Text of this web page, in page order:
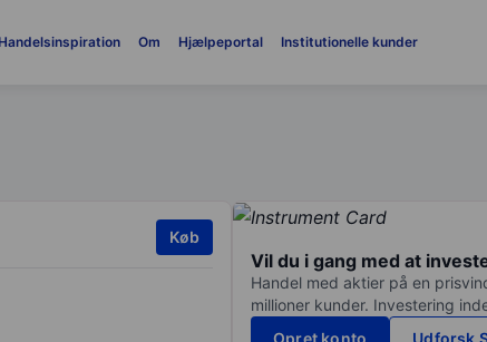
Handelsinspiration Om Hjælpeportal Institutionelle kunder
Køb
Vil du i gang med at
Handel med aktier på en
millioner kunder. Investering